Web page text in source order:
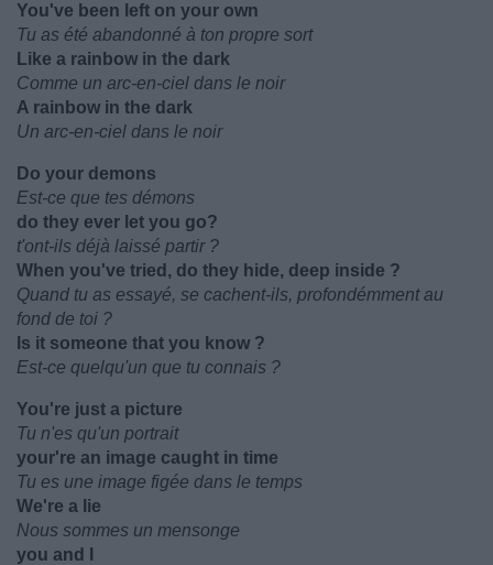
You've been left on your own
Tu as été abandonné à ton propre sort
Like a rainbow in the dark
Comme un arc-en-ciel dans le noir
A rainbow in the dark
Un arc-en-ciel dans le noir
Do your demons
Est-ce que tes démons
do they ever let you go?
t'ont-ils déjà laissé partir ?
When you've tried, do they hide, deep inside ?
Quand tu as essayé, se cachent-ils, profondémment au
fond de toi ?
Is it someone that you know ?
Est-ce quelqu'un que tu connais ?
You're just a picture
Tu n'es qu'un portrait
your're an image caught in time
Tu es une image figée dans le temps
We're a lie
Nous sommes un mensonge
you and I